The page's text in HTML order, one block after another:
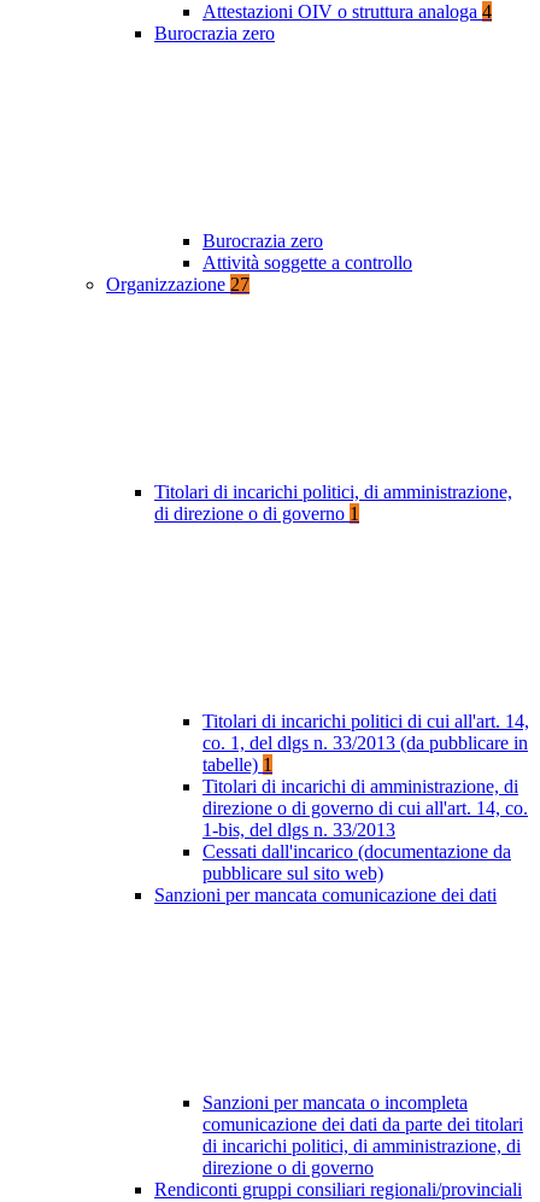
Attestazioni OIV o struttura analoga 4
Burocrazia zero
Burocrazia zero
Attività soggette a controllo
Organizzazione 27
Titolari di incarichi politici, di amministrazione,
di direzione o di governo 1
Titolari di incarichi politici di cui all'art. 14,
co. 1, del dlgs n. 33/2013 (da pubblicare in
tabelle) 1
Titolari di incarichi di amministrazione, di
direzione o di governo di cui all'art. 14, co.
1-bis, del dlgs n. 33/2013
Cessati dall'incarico (documentazione da
pubblicare sul sito web)
Sanzioni per mancata comunicazione dei dati
Sanzioni per mancata o incompleta
comunicazione dei dati da parte dei titolari
di incarichi politici, di amministrazione, di
direzione o di governo
Rendiconti gruppi consiliari regionali/provinciali